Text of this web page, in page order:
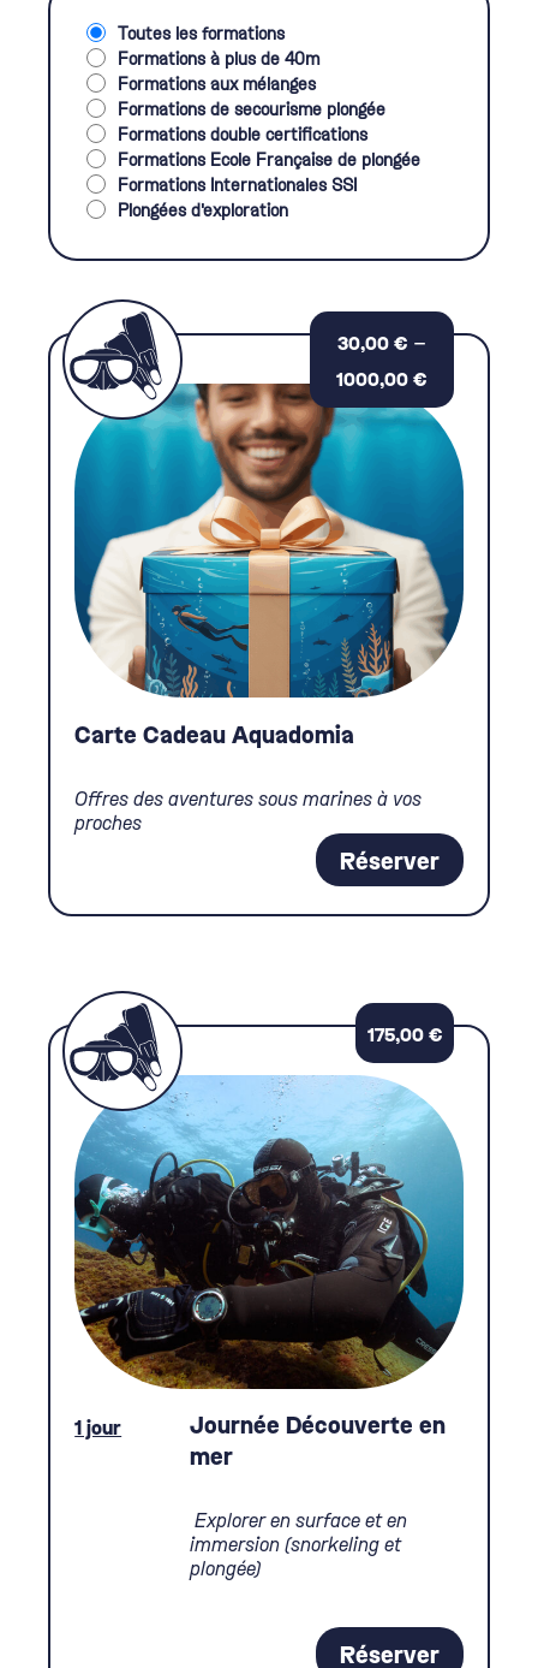
Toutes les formations
Formations à plus de 40m
Formations aux mélanges
Formations de secourisme plongée
Formations double certifications
Formations Ecole Française de plongée
Formations Internationales SSI
Plongées d'exploration
30,00 € –
1000,00€Price
range:
30,00 €
through
Carte Cadeau Aquadomia
Offres des aventures sous marines à vos
proches
Réserver
175,00 €
1 jour
Journée Découverte en
mer
Explorer en surface et en
immersion (snorkeling et
plongée)
Réserver